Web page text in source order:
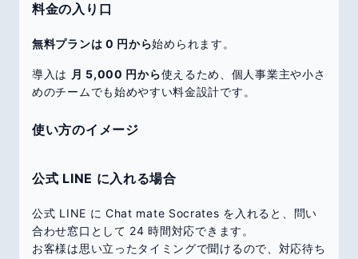
料金の入り口
無料プランは 0 円から始められます。
導入は 月 5,000 円から使えるため、個人事業主や小さ
めのチームでも始めやすい料金設計です。
使い方のイメージ
公式 LINE に入れる場合
公式 LINE に Chat mate Socrates を入れると、問い
合わせ窓口として 24 時間対応できます。
お客様は思い立ったタイミングで聞けるので、対応待ち